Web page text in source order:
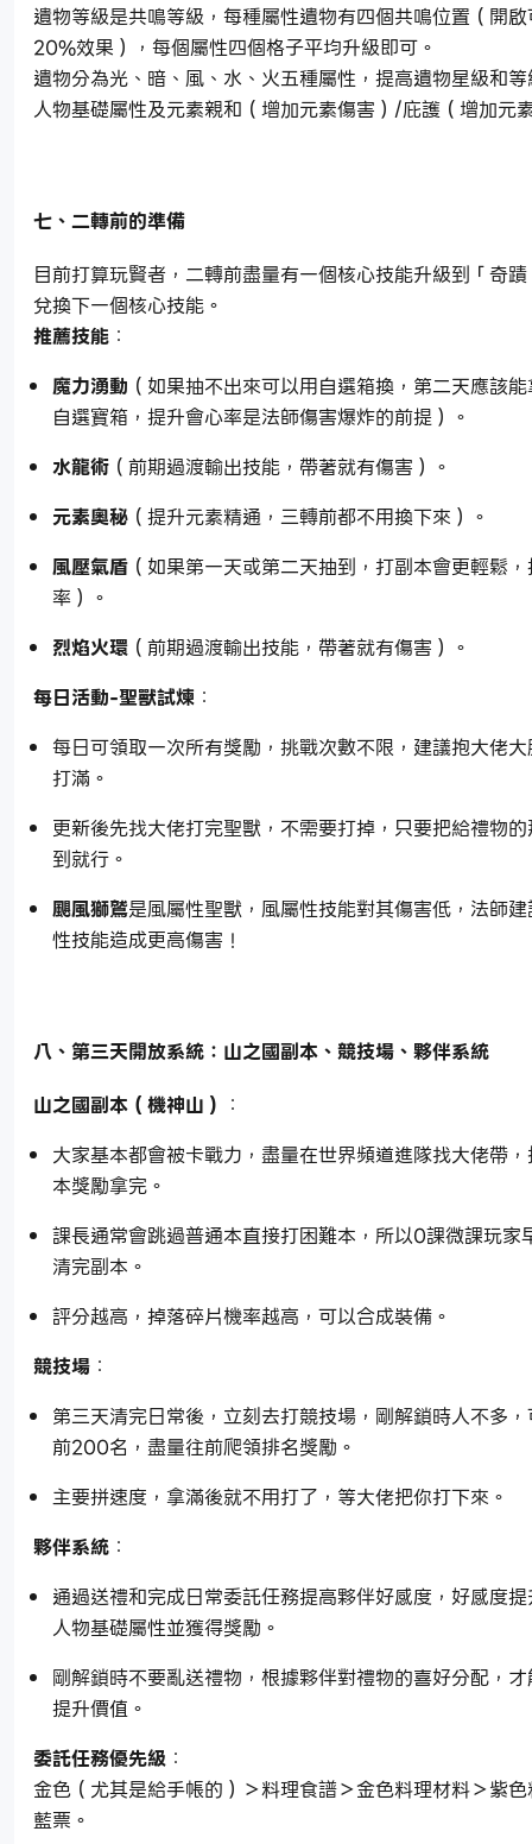
遺物等級是共鳴等級，每種屬性遺物有四個共鳴位置（開
20%效果），每個屬性四個格子平均升級即可。
遺物分為光、暗、風、水、火五種屬性，提高遺物星級和
人物基礎屬性及元素親和（增加元素傷害）/庇護（增加元
七、二轉前的準備
目前打算玩賢者，二轉前盡量有一個核心技能升級到「奇
兌換下一個核心技能。
推薦技能 ：
魔力湧動 （如果抽不出來可以用自選箱換，第二天應該
自選寶箱，提升會心率是法師傷害爆炸的前提）。
水龍術 （前期過渡輸出技能，帶著就有傷害）。
元素奧秘 （提升元素精通，三轉前都不用換下來）。
風壓氣盾 （如果第一天或第二天抽到，打副本會更輕鬆
率）。
烈焰火環 （前期過渡輸出技能，帶著就有傷害）。
每日活動-聖獸試煉 ：
每日可領取一次所有獎勵，挑戰次數不限，建議抱大佬
打滿。
更新後先找大佬打完聖獸，不需要打掉，只要把給禮物
到就行。
颶風獅鷲是風屬性聖獸，風屬性技能對其傷害低，法師
性技能造成更高傷害！
八、第三天開放系統：山之國副本、競技場、夥伴系統
山之國副本（機神山） ：
大家基本都會被卡戰力，盡量在世界頻道進隊找大佬帶
本獎勵拿完。
課長通常會跳過普通本直接打困難本，所以0課微課玩家
清完副本。
評分越高，掉落碎片機率越高，可以合成裝備。
競技場 ：
第三天清完日常後，立刻去打競技場，剛解鎖時人不多
前200名，盡量往前爬領排名獎勵。
主要拼速度，拿滿後就不用打了，等大佬把你打下來。
夥伴系統 ：
通過送禮和完成日常委託任務提高夥伴好感度，好感度
人物基礎屬性並獲得獎勵。
剛解鎖時不要亂送禮物，根據夥伴對禮物的喜好分配，
提升價值。
委託任務優先級 ：
金色（尤其是給手帳的）＞料理食譜＞金色料理材料＞紫
藍票。